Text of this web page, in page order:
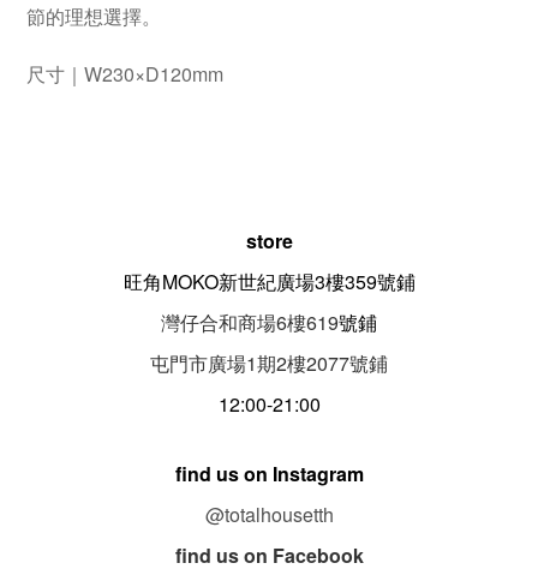
節的理想選擇。
尺寸｜W230×D120mm
store
旺角MOKO新世紀廣場3樓359號鋪
灣仔合和商場6樓619號鋪
屯門市廣場1期2樓2077號鋪
12:00-21:00
find us on Instagram
@totalhousetth
find us on Facebook